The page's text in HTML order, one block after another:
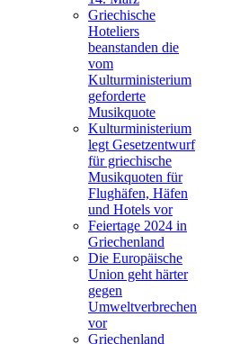
Griechische
Hoteliers
beanstanden die
vom
Kulturministerium
geforderte
Musikquote
Kulturministerium
legt Gesetzentwurf
für griechische
Musikquoten für
Flughäfen, Häfen
und Hotels vor
Feiertage 2024 in
Griechenland
Die Europäische
Union geht härter
gegen
Umweltverbrechen
vor
Griechenland